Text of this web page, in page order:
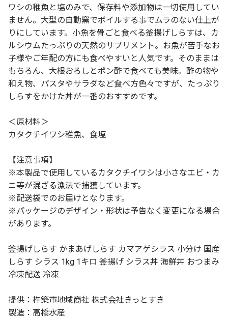
ワシの稚魚と塩のみで、保存料や添加物は一切使用してい
ません。大型の自動窯でボイルする事でムラのない仕上が
りにしています。小魚を骨ごと食べる釜揚げしらすは、カ
ルシウムたっぷりの天然のサプリメント。お魚が苦手なお
子様やご年配の方にも食べやすいと人気です。そのままは
もちろん、大根おろしとポン酢で食べても美味。酢の物や
和え物、パスタやサラダなど食べ方色々ですが、たっぷり
しらすをかけた丼が一番のおすすめです。
＜原材料＞
カタクチイワシ稚魚、食塩
【注意事項】
※本製品で使用しているカタクチイワシは小さなエビ・カ
ニ等が混ざる漁法で捕獲しています。
※配送袋でのお届けとなります。
※パッケージのデザイン・形状は予告なく変更になる場合
があります。
釜揚げしらす かまあげしらす カマアゲシラス 小分け 国産
しらす シラス 1kg 1キロ 釜揚げ シラス丼 海鮮丼 おつまみ
冷凍配送 冷凍
提供：杵築市地域商社 株式会社きっとすき
製造：高橋水産